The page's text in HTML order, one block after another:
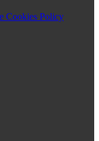
Cookies Policy